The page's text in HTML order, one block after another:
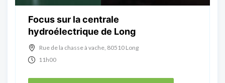
Focus sur la centrale
hydroélectrique de Long
Rue de la chasse à vache, 80510 Long
11h00